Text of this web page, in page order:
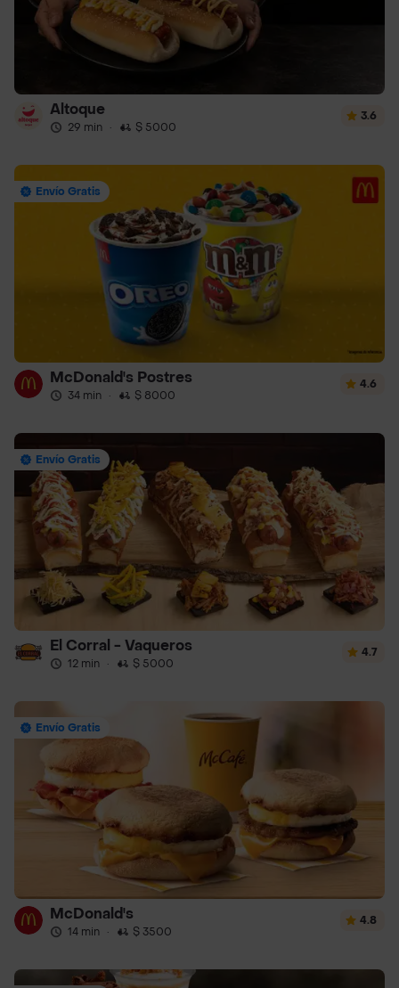
Altoque
29 min · $ 5000
3.6
Envío Gratis
McDonald's Postres
34 min · $ 8000
4.6
Envío Gratis
El Corral - Vaqueros
12 min · $ 5000
4.7
Envío Gratis
McDonald's
14 min · $ 3500
4.8